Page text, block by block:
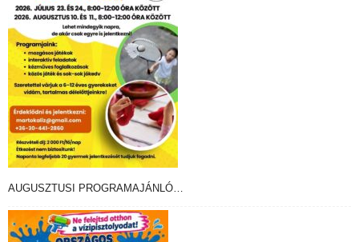
AUGUSZTUSI PROGRAMAJÁNLÓ…